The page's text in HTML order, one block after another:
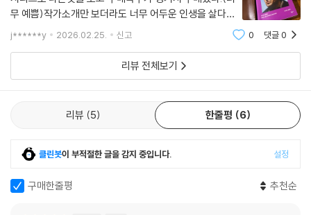
의 영화로도 잘 알려진 「비용의 아내」는 패전 후 시대 변화에 적응하지 못
한 채 데카당을 표방하며 살아가는 ‘오타니’와 무능력한 남편을 대신해 생
너진 상황에서 갈피를 잡지 못한 채 방황하는 ‘오타니’의 모습을 통해 당시
혼란스러운 일본의 사회상과 작가 다자이의 고뇌가 엿보이는 수작이다.
다자이 오사무로 읽는 청년 세대의 키워드
“저는 인간을 극도로 두려워하면서도 아무래도 인간을 단념할 수가 없었
던 것 같습니다. 그렇게 해서 익살이라는 가는 실로 간신히 인간과 연결될
무 예쁨)작가소개만 보더라도 너무 어두운 인생을 살다가
결국 자살로 인생을 마감하다니 .(. 인간실격)이 거의 자
전적이라는 이야기라고 하는 이유를 알것같다.다자이 오
사무가 생각하는 인간은 너무 무섭고 강하고
j******y 2026.02.25. 신고 0 댓글0
리뷰 전체보기
리뷰 5 한줄평 6
클린봇이 부적절한 글을 감지 중입니다. 설정
구매한줄평 추천순